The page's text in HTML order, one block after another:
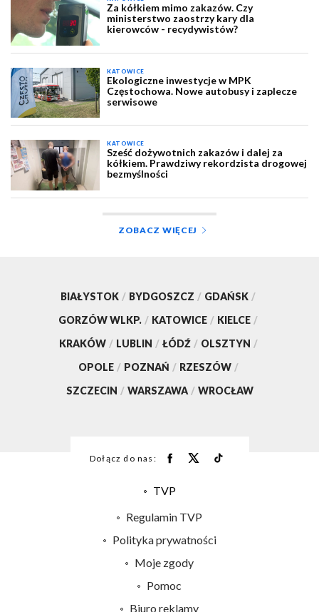
Za kółkiem mimo zakazów. Czy
ministerstwo zaostrzy kary dla
kierowców - recydywistów?
KATOWICE
Ekologiczne inwestycje w MPK
Częstochowa. Nowe autobusy i zaplecze
serwisowe
KATOWICE
Sześć dożywotnich zakazów i dalej za
kółkiem. Prawdziwy rekordzista drogowej
bezmyślności
ZOBACZ WIĘCEJ
BIAŁYSTOK / BYDGOSZCZ / GDAŃSK /
GORZÓW WLKP. / KATOWICE / KIELCE /
KRAKÓW / LUBLIN / ŁÓDŹ / OLSZTYN /
OPOLE / POZNAŃ / RZESZÓW /
SZCZECIN / WARSZAWA / WROCŁAW
Dołącz do nas:
TVP
Centrum informacji TVP
Naziemna Telewizja Cyfrowa
Regulamin TVP
Polityka prywatności
Moje zgody
Pomoc
Biuro reklamy